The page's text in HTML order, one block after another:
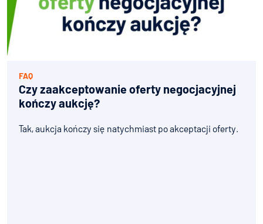
FAQ
Czy zaakceptowanie oferty negocjacyjnej
kończy aukcję?
Tak, aukcja kończy się natychmiast po akceptacji oferty.